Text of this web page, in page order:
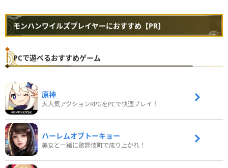
モンハンワイルズプレイヤーにおすすめ【PR】
PCで遊べるおすすめゲーム
原神
大人気アクションRPGをPCで快適プレイ！
ハーレムオブトーキョー
美女と一緒に歌舞伎町で成り上がれ！